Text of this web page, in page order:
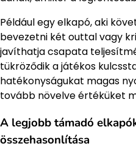
Például egy elkapó, aki
bevezetni két outtal vagy
javíthatja csapata
tükröződik a játékos
hatékonyságukat magas
tovább növelve értéküket
A legjobb támadó
összehasonlítása